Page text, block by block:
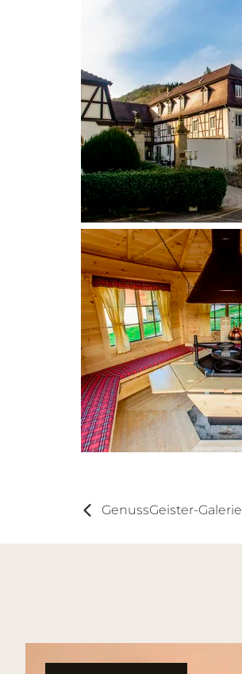
GenussGeister-Galerie